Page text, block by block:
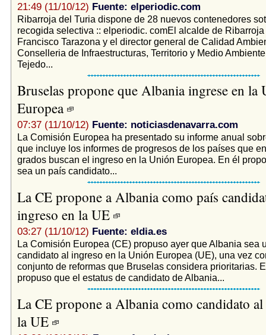
21:49 (11/10/12) Fuente: elperiodic.com
Ribarroja del Turia dispone de 28 nuevos contenedores
recogida selectiva :: elperiodic. comEl alcalde de Ribarroja
Francisco Tarazona y el director general de Calidad
Conselleria de Infraestructuras, Territorio y Medio
Tejedo...
Bruselas propone que Albania ingrese en la
Europea
07:37 (11/10/12) Fuente: noticiasdenavarra.com
La Comisión Europea ha presentado su informe anual
que incluye los informes de progresos de los países que
grados buscan el ingreso en la Unión Europea. En él
sea un país candidato...
La CE propone a Albania como país
ingreso en la UE
03:27 (11/10/12) Fuente: eldia.es
La Comisión Europea (CE) propuso ayer que Albania sea
candidato al ingreso en la Unión Europea (UE), una vez
conjunto de reformas que Bruselas considera prioritarias.
propuso que el estatus de candidato de Albania...
La CE propone a Albania como candidato
la UE